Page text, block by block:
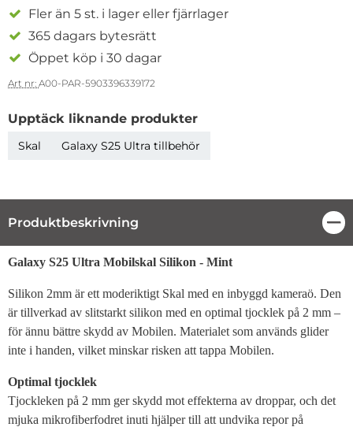
Fler än 5 st. i lager eller fjärrlager
365 dagars bytesrätt
Öppet köp i 30 dagar
Art nr: A00-PAR-5903396339172
Upptäck liknande produkter
Skal Galaxy S25 Ultra tillbehör
Produktbeskrivning
Produktbeskrivning
Galaxy S25 Ultra Mobilskal Silikon - Mint
Silikon 2mm är ett moderiktigt Skal med en inbyggd kameraö. Den
är tillverkad av slitstarkt silikon med en optimal tjocklek på 2 mm –
för ännu bättre skydd av Mobilen. Materialet som används glider
inte i handen, vilket minskar risken att tappa Mobilen.
Optimal tjocklek
Tjockleken på 2 mm ger skydd mot effekterna av droppar, och det
mjuka mikrofiberfodret inuti hjälper till att undvika repor på